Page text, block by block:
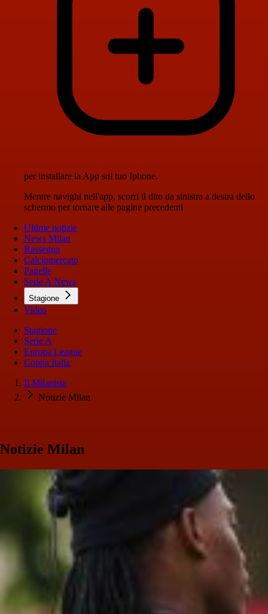
per installare la App sul tuo Iphone.
Mentre navighi nell'app, scorri il dito da sinistra a destra dello
schermo per tornare alle pagine precedenti
Ultime notizie
News Milan
Rassegna
Calciomercato
Pagelle
Serie A News
Stagione
Video
Stagione
Serie A
Europa League
Coppa Italia
Il Milanista
Notizie Milan
Notizie Milan